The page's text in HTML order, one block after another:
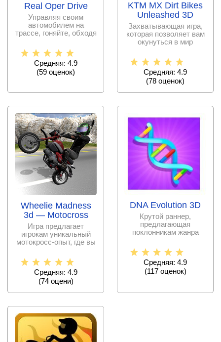
Real Oper Drive
Управляя своим
автомобилем на
трассе, гоняйте, обходя
Средняя: 4.9
(59 оценок)
KTM MX Dirt Bikes
Unleashed 3D
Захватывающая игра,
которая позволяет вам
окунуться в мир
участвовать в
Средняя: 4.9
(78 оценок)
Wheelie Madness
3d — Motocross
Игра предлагает
игрокам уникальный
мотокросс-опыт, где вы
мир
Средняя: 4.9
(74оцени)
DNA Evolution 3D
Крутой раннер,
предлагающая
поклонникам жанра
супергероев и
Средняя: 4.9
(117оценок)